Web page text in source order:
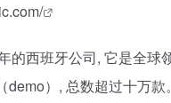
的西班牙公司, 它是全球
demo）, 总数超过十万